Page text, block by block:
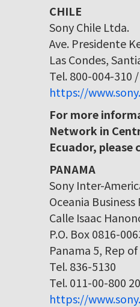
CHILE
Sony Chile Ltda.
Ave. Presidente
Las Condes,
Tel. 800-004-310
https://
For more
Network in
Ecuador, please
PANAMA
Sony Inter-
Oceania Business
Calle Isaac
P.O. Box 0816-
Panama 5, Rep
Tel. 836-5130
Tel. 011-00-800
https://